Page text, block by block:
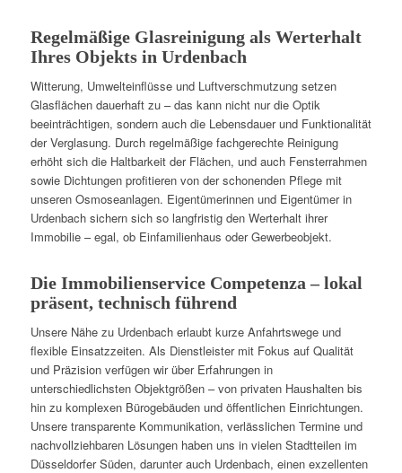
Regelmäßige Glasreinigung als Werterhalt
Ihres Objekts in Urdenbach
Witterung, Umwelteinflüsse und Luftverschmutzung setzen
Glasflächen dauerhaft zu – das kann nicht nur die Optik
beeinträchtigen, sondern auch die Lebensdauer und Funktionalität
der Verglasung. Durch regelmäßige fachgerechte Reinigung
erhöht sich die Haltbarkeit der Flächen, und auch Fensterrahmen
sowie Dichtungen profitieren von der schonenden Pflege mit
unseren Osmoseanlagen. Eigentümerinnen und Eigentümer in
Urdenbach sichern sich so langfristig den Werterhalt ihrer
Immobilie – egal, ob Einfamilienhaus oder Gewerbeobjekt.
Die Immobilienservice Competenza – lokal
präsent, technisch führend
Unsere Nähe zu Urdenbach erlaubt kurze Anfahrtswege und
flexible Einsatzzeiten. Als Dienstleister mit Fokus auf Qualität
und Präzision verfügen wir über Erfahrungen in
unterschiedlichsten Objektgrößen – von privaten Haushalten bis
hin zu komplexen Bürogebäuden und öffentlichen Einrichtungen.
Unsere transparente Kommunikation, verlässlichen Termine und
nachvollziehbaren Lösungen haben uns in vielen Stadtteilen im
Düsseldorfer Süden, darunter auch Urdenbach, einen exzellenten